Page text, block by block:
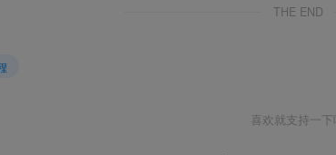
THE END
喜欢就支持一